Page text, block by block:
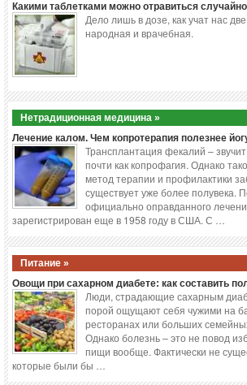
Какими таблетками можно отравиться
Дело лишь в дозе, как учат нас
народная и врачебная.
Нетрадиционная медицина »
Лечение калом. Чем копротерапия полезнее
Трансплантация фекалий –
почти как копрофагия. Однако
метод терапии и профилактики
существует уже более полувека.
официально оправданного
зарегистрирован еще в 1958 году в США. С …
Питание »
Овощи при сахарном диабете: как составить
Люди, страдающие сахарным
порой ощущают себя чужими на
ресторанах или больших
Однако болезнь – это не повод
пищи вообще. Фактически не
которые были бы …